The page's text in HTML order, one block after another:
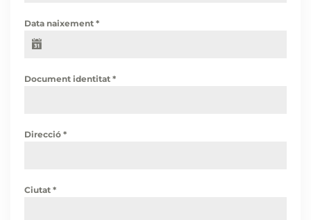
Data naixement *
Document identitat *
Direcció *
Ciutat *